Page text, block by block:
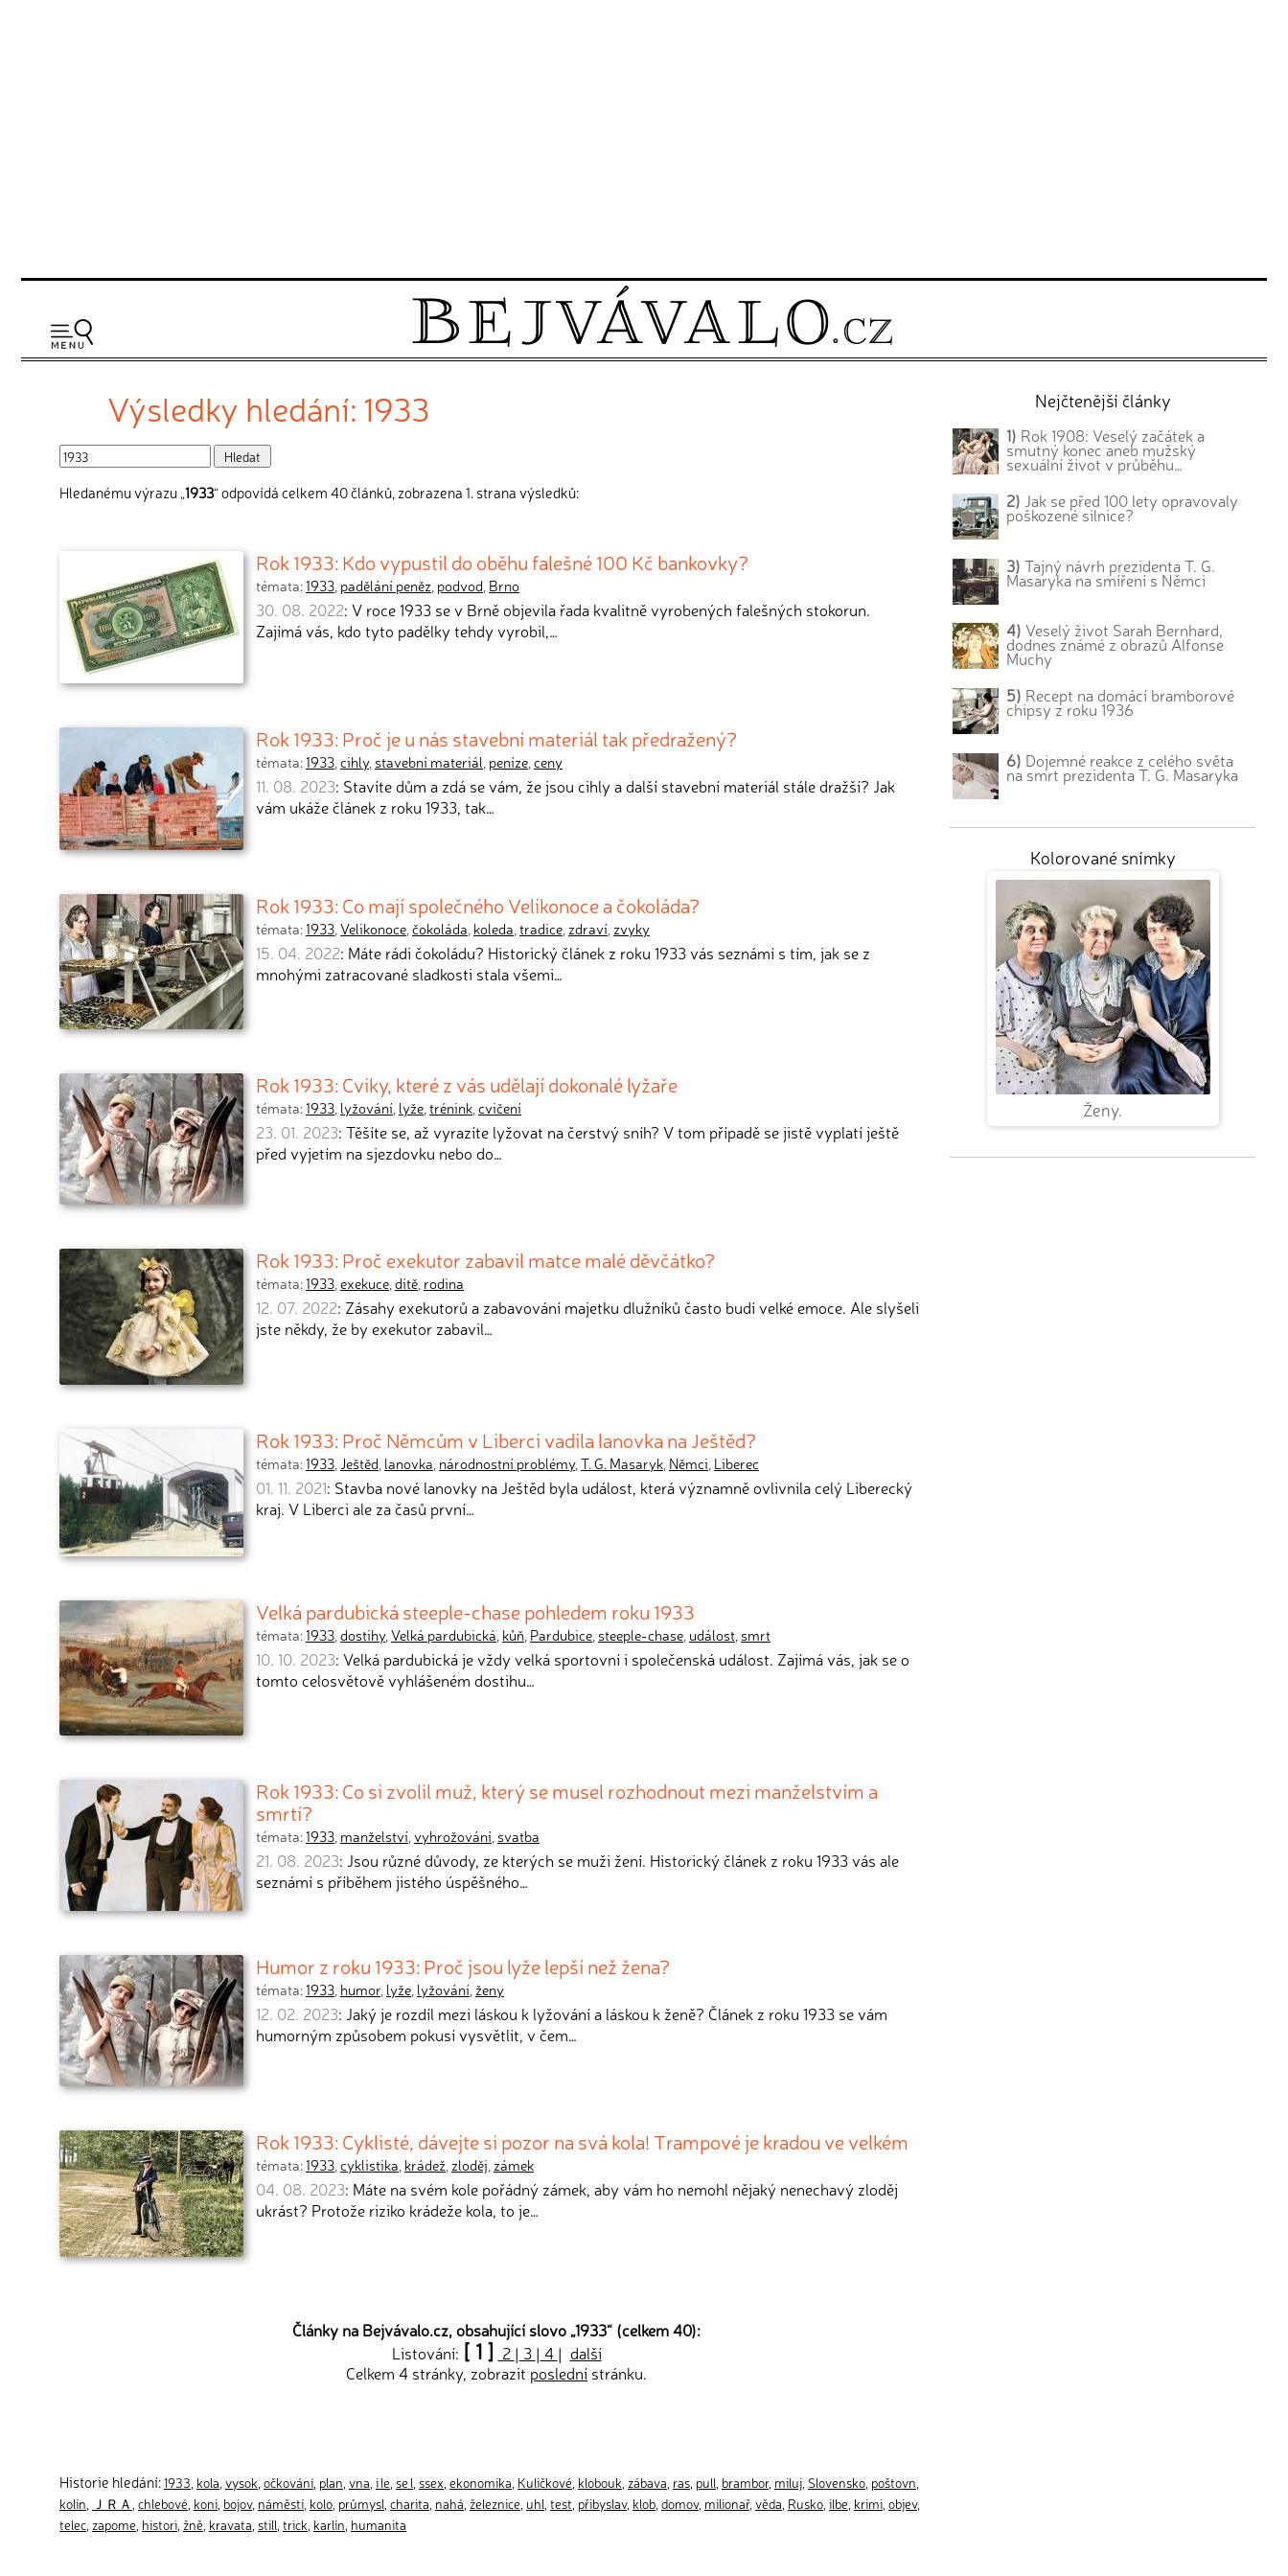
Výsledky hledání: 1933
Hledanému výrazu „1933“ odpovídá celkem 40 článků, zobrazena 1. strana výsledků:
Rok 1933: Kdo vypustil do oběhu falešné 100 Kč bankovky?
témata:1933, padělání peněz, podvod, Brno
30. 08. 2022: V roce 1933 se v Brně objevila řada kvalitně vyrobených falešných stokorun.
Zajímá vás, kdo tyto padělky tehdy vyrobil,…
Rok 1933: Proč je u nás stavební materiál tak předražený?
témata:1933,cihly, stavební materiál, peníze,ceny
11. 08. 2023: Stavíte dům a zdá se vám, že jsou cihly a další stavební materiál stále dražší? Jak
vám ukáže článek z roku 1933, tak…
Rok 1933: Co mají společného Velikonoce a čokoláda?
témata:1933,Velikonoce,čokoláda, koleda,tradice, zdraví, zvyky
15. 04. 2022: Máte rádi čokoládu? Historický článek z roku 1933 vás seznámí s tím, jak se z
mnohými zatracované sladkosti stala všemi…
Rok 1933: Cviky, které z vás udělají dokonalé lyžaře
témata:1933, lyžování, lyže,trénink,cvičení
23. 01. 2023: Těšíte se, až vyrazíte lyžovat na čerstvý sníh? V tom případě se jistě vyplatí ještě
před vyjetím na sjezdovku nebo do…
Rok 1933: Proč exekutor zabavil matce malé děvčátko?
témata:1933,exekuce,dítě, rodina
12. 07. 2022: Zásahy exekutorů a zabavování majetku dlužníků často budí velké emoce. Ale slyšeli
jste někdy, že by exekutor zabavil…
Rok 1933: Proč Němcům v Liberci vadila lanovka na Ještěd?
témata:1933,Ještěd, lanovka, národnostní problémy,T. G. Masaryk, Němci, Liberec
01. 11. 2021: Stavba nové lanovky na Ještěd byla událost, která významně ovlivnila celý Liberecký
kraj. V Liberci ale za časů první…
Velká pardubická steeple-chase pohledem roku 1933
témata:1933,dostihy,Velká pardubická, kůň, Pardubice, steeple-chase, událost, smrt
10. 10. 2023: Velká pardubická je vždy velká sportovní i společenská událost. Zajímá vás, jak se o
tomto celosvětově vyhlášeném dostihu…
Rok 1933: Co si zvolil muž, který se musel rozhodnout mezi manželstvím a
smrtí?
témata:1933, manželství,vyhrožování, svatba
21. 08. 2023: Jsou různé důvody, ze kterých se muži žení. Historický článek z roku 1933 vás ale
seznámí s příběhem jistého úspěšného…
Humor z roku 1933: Proč jsou lyže lepší než žena?
témata:1933, humor, lyže, lyžování, ženy
12. 02. 2023: Jaký je rozdíl mezi láskou k lyžování a láskou k ženě? Článek z roku 1933 se vám
humorným způsobem pokusí vysvětlit, v čem…
Rok 1933: Cyklisté, dávejte si pozor na svá kola! Trampové je kradou ve velkém
témata:1933,cyklistika, krádež, zloděj, zámek
04. 08. 2023: Máte na svém kole pořádný zámek, aby vám ho nemohl nějaký nenechavý zloděj
ukrást? Protože riziko krádeže kola, to je…
Články na Bejvávalo.cz, obsahující slovo „1933“ (celkem 40):
Listování: [ 1 ] 2 | 3 | 4 | další
Celkem 4 stránky, zobrazit poslední stránku.
Historie hledání:1933 kola vysok očkování plan vna i le se l ssex ekonomika Kuličkové klobouk zábava ras pull brambor, miluj Slovensko poštovn
kolín
ＪＲＡ chlebové koni bojov, náměstí kolo průmysl charita nahá železnice uhl test přibyslav, klob domov, milionař, věda Rusko ilbe krimi objev,
telec zapome histori žně kravata still trick karlín humanita
Nejčtenější články
1) Rok 1908: Veselý začátek a
smutný konec aneb mužský
sexuální život v průběhu…
2) Jak se před 100 lety opravovaly
poškozené silnice?
3) Tajný návrh prezidenta T. G.
Masaryka na smíření s Němci
4) Veselý život Sarah Bernhard,
dodnes známé z obrazů Alfonse
Muchy
5) Recept na domácí bramborové
chipsy z roku 1936
6) Dojemné reakce z celého světa
na smrt prezidenta T. G. Masaryka
Kolorované snímky
Ženy.